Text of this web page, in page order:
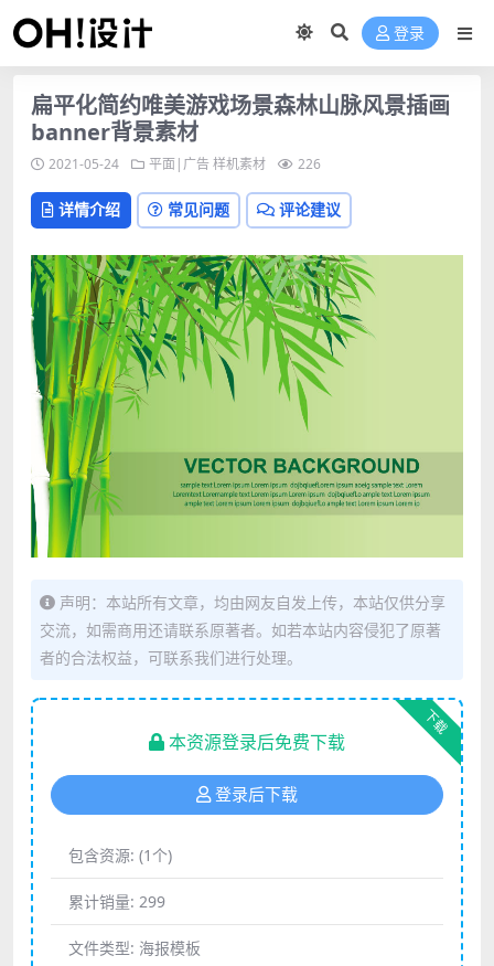
登录
扁平化简约唯美游戏场景森林山脉风景插画
banner背景素材
2021-05-24 平面|广告样机素材 226
详情介绍 常见问题 评论建议
声明：本站所有文章，均由网友自发上传，本站仅供分享
交流，如需商用还请联系原著者。如若本站内容侵犯了原著
者的合法权益，可联系我们进行处理。
下载
本资源登录后免费下载
登录后下载
包含资源: (1个)
累计销量: 299
文件类型: 海报模板